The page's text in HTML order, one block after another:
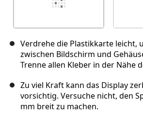
Verdrehe die Plastikkarte leicht,
zwischen Bildschirm und
Trenne allen Kleber in der Nähe
Zu viel Kraft kann das Display
vorsichtig. Versuche nicht, den
mm breit zu machen.